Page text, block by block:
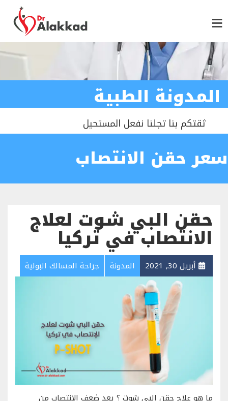
المدونة الطبية
ثقتكم بنا تجلنا نفعل المستحيل
سعر حقن الانتصاب
حقن البي شوت لعلاج
الانتصاب في تركيا
أبريل 30, 2021 المدونة جراحة المسالك البولية
ما هو علاج حقن البي شوت ؟ يعد ضعف الانتصاب من